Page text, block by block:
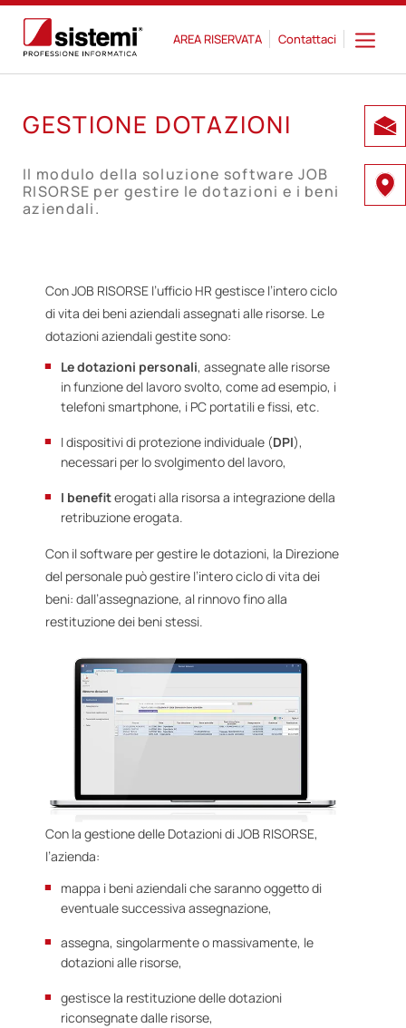
AREA RISERVATA Contattaci
GESTIONE DOTAZIONI
Il modulo della soluzione software JOB
RISORSE per gestire le dotazioni e i beni
aziendali.
Con JOB RISORSE l’ufficio HR gestisce l’intero ciclo
di vita dei beni aziendali assegnati alle risorse. Le
dotazioni aziendali gestite sono:
Le dotazioni personali, assegnate alle risorse
in funzione del lavoro svolto, come ad esempio, i
telefoni smartphone, i PC portatili e fissi, etc.
I dispositivi di protezione individuale (DPI),
necessari per lo svolgimento del lavoro,
I benefiterogati alla risorsa a integrazione della
retribuzione erogata.
Con il software per gestire le dotazioni, la Direzione
del personale può gestire l’intero ciclo di vita dei
beni: dall’assegnazione, al rinnovo fino alla
restituzione dei beni stessi.
Con la gestione delle Dotazioni di JOB RISORSE,
l’azienda:
mappa i beni aziendali che saranno oggetto di
eventuale successiva assegnazione,
assegna, singolarmente o massivamente, le
dotazioni alle risorse,
gestisce la restituzione delle dotazioni
riconsegnate dalle risorse,